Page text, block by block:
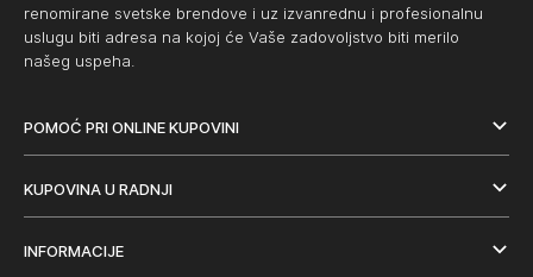
renomirane svetske brendove i uz izvanrednu i profesionalnu
uslugu biti adresa na kojoj će Vaše zadovoljstvo biti merilo
našeg uspeha.
POMOĆ PRI ONLINE KUPOVINI
KUPOVINA U RADNJI
INFORMACIJE